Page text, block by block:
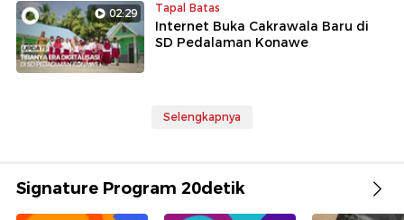
02:29 Tapal Batas
Internet Buka Cakrawala Baru di
SD Pedalaman Konawe
Selengkapnya
Signature Program 20detik